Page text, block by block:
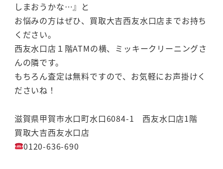
しまおうかな…』と
お悩みの方はぜひ、買取大吉西友水口店までお持ち
ください。
西友水口店１階ATMの横、ミッキークリーニングさ
んの隣です。
もちろん査定は無料ですので、お気軽にお声掛けく
ださいね！
滋賀県甲賀市水口町水口6084-1 西友水口店1階
買取大吉西友水口店
0120-636-690